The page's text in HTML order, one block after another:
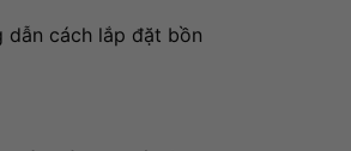
dẫn cách lắp đặt bồn